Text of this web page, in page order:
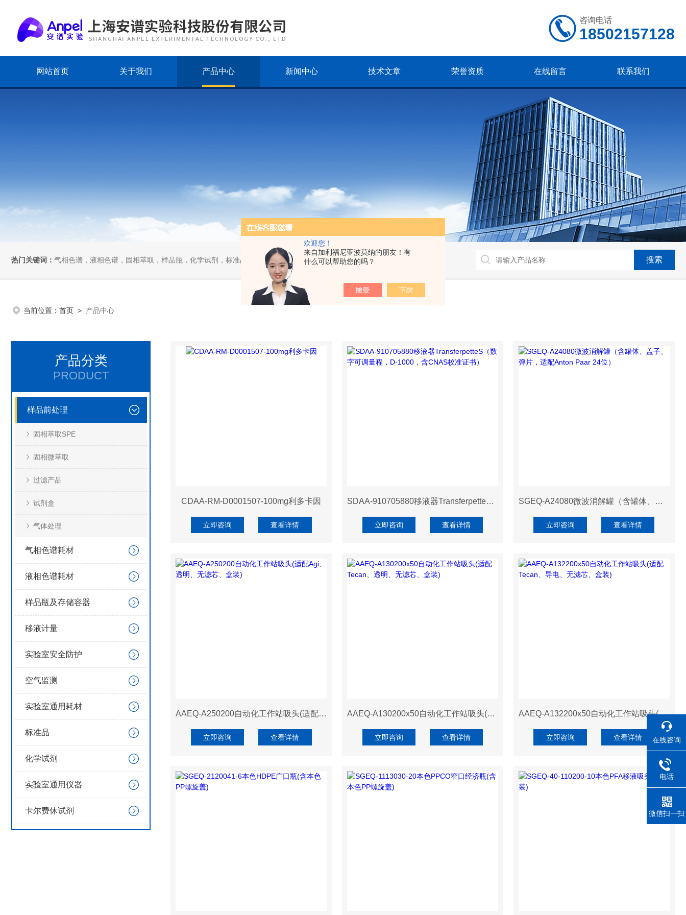
欢迎您！
来自加利福尼亚波莫纳的朋友！有
什么可以帮助您的吗？
咨询电话
18502157128
网站首页 关于我们 产品中心 新闻中心 技术文章 荣誉资质 在线留言 联系我们
热门关键词： 气相色谱，液相色谱，固相萃取，样品瓶，化学试剂，标准品，小型仪器
当前位置： 首页 > 产品中心
产品分类
PRODUCT
样品前处理
固相萃取SPE
固相微萃取
过滤产品
试剂盒
气体处理
气相色谱耗材
液相色谱耗材
样品瓶及存储容器
移液计量
实验室安全防护
空气监测
实验室通用耗材
标准品
化学试剂
实验室通用仪器
卡尔费休试剂
CDAA-RM-D0001507-100mg利多卡因
立即咨询 查看详情
SDAA-910705880移液器TransferpetteS（数字可调量程，D-1000，含CNAS校准证书）
立即咨询 查看详情
SGEQ-A24080微波消解罐（含罐体、盖子、弹片，适配Anton Paar 24位）
立即咨询 查看详情
AAEQ-A250200自动化工作站吸头(适配Agi、透明、无滤芯、盒装)
立即咨询 查看详情
AAEQ-A130200x50自动化工作站吸头(适配Tecan、透明、无滤芯、盒装)
立即咨询 查看详情
AAEQ-A132200x50自动化工作站吸头(适配Tecan、导电、无滤芯、盒装)
立即咨询 查看详情 在线咨询
电话
微信扫一扫